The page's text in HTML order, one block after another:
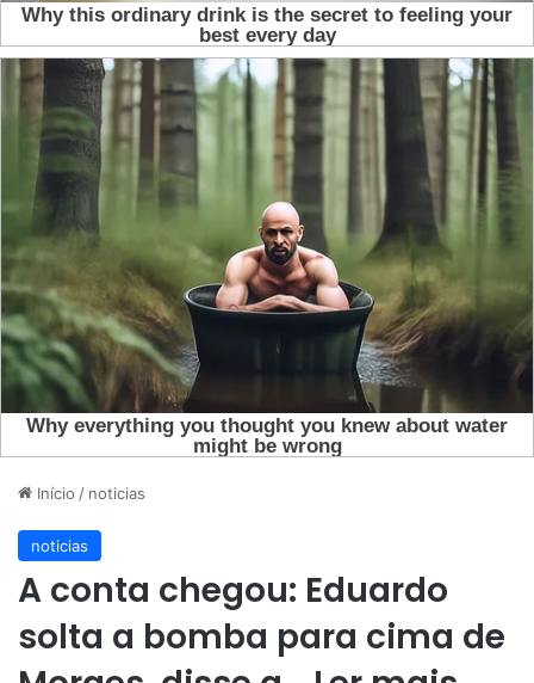
Início / noticias
noticias
A conta chegou: Eduardo
solta a bomba para cima de